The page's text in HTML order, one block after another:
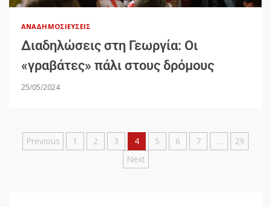
ΑΝΑΔΗΜΟΣΙΕΎΣΕΙΣ
Διαδηλώσεις στη Γεωργία: Οι
«γραβάτες» πάλι στους δρόμους
25/05/2024
Previous 1 2 3 4 5 6 7 …
29
Next